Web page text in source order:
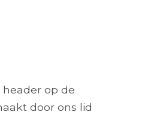
op de
door ons lid